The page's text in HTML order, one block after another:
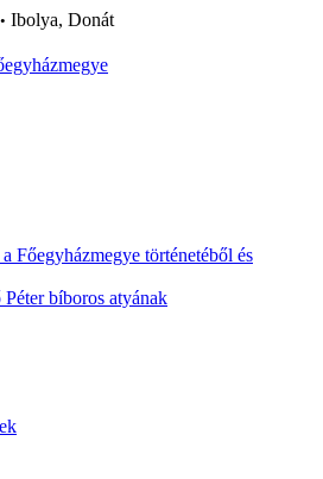
• Ibolya, Donát
Főegyházmegye történetéből és
bíboros atyának